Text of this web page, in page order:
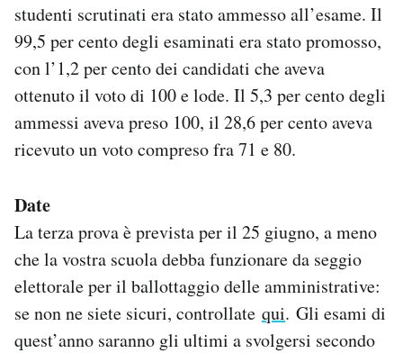
studenti scrutinati era stato ammesso all’esame. Il
99,5 per cento degli esaminati era stato promosso,
con l’1,2 per cento dei candidati che aveva
ottenuto il voto di 100 e lode. Il 5,3 per cento degli
ammessi aveva preso 100, il 28,6 per cento aveva
ricevuto un voto compreso fra 71 e 80.
Date
La terza prova è prevista per il 25 giugno, a meno
che la vostra scuola debba funzionare da seggio
elettorale per il ballottaggio delle amministrative:
se non ne siete sicuri, controllate qui. Gli esami di
quest’anno saranno gli ultimi a svolgersi secondo